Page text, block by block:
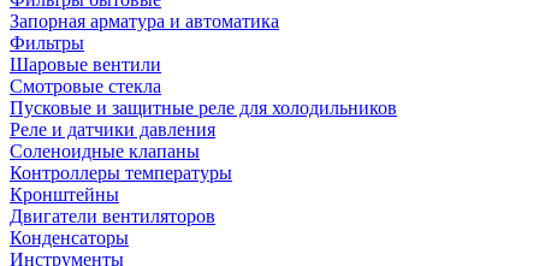
Запорная арматура и автоматика
Фильтры
Шаровые вентили
Смотровые стекла
Пусковые и защитные реле для холодильников
Реле и датчики давления
Соленоидные клапаны
Контроллеры температуры
Кронштейны
Двигатели вентиляторов
Конденсаторы
Инструменты